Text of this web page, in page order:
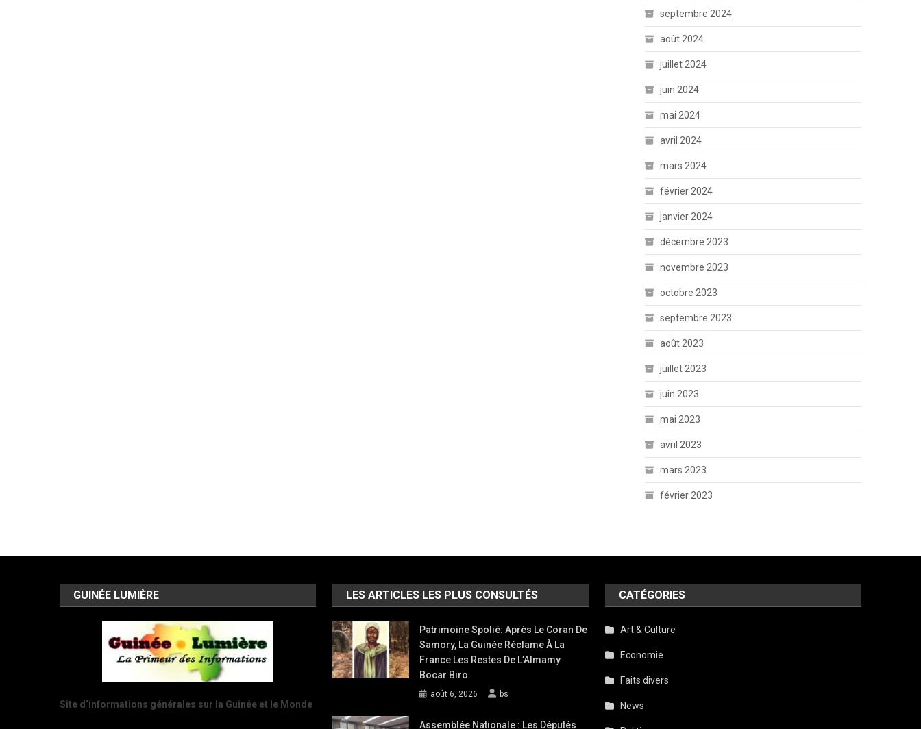
septembre 2024
août 2024
juillet 2024
juin 2024
mai 2024
avril 2024
mars 2024
février 2024
janvier 2024
décembre 2023
novembre 2023
octobre 2023
septembre 2023
août 2023
juillet 2023
juin 2023
mai 2023
avril 2023
mars 2023
février 2023
GUINÉE LUMIÈRE
Site d’informations générales sur la Guinée et le Monde
LES ARTICLES LES PLUS CONSULTÉS
Patrimoine Spolié: Après Le Coran De
Samory, La Guinée Réclame À La
France Les Restes De L’Almamy
Bocar Biro
août 6, 2026 bs
Assemblée Nationale : Les Députés
CATÉGORIES
Art & Culture
Economie
Faits divers
News